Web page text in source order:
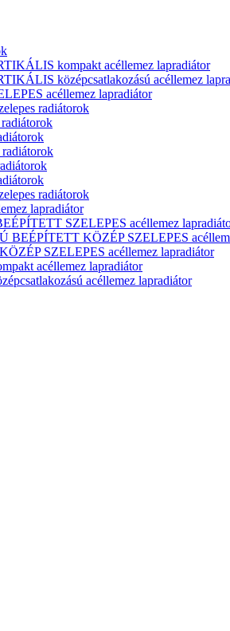
kompakt acéllemez lapradiátor
középcsatlakozású acéllemez
acéllemez lapradiátor
radiátorok
radiátorok
lapradiátor
SZELEPES acéllemez
BEÉPÍTETT KÖZÉP SZELEPES
SZELEPES acéllemez lapradiátor
acéllemez lapradiátor
acéllemez lapradiátor